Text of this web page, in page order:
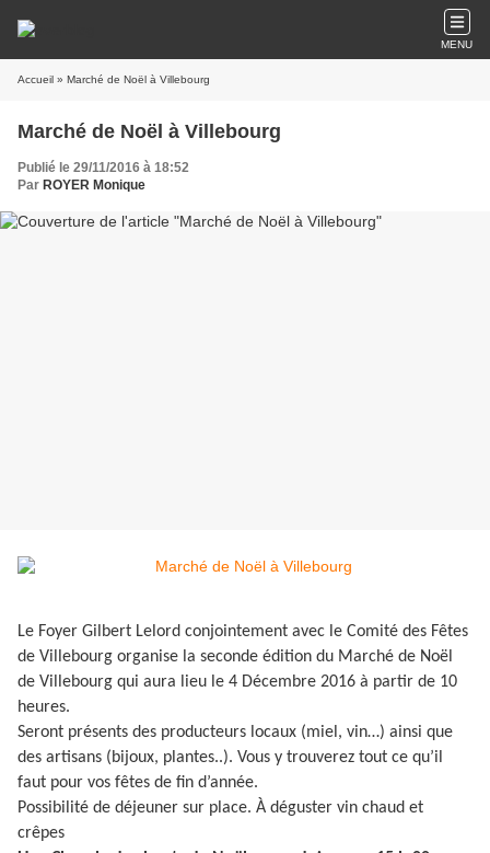
MENU
Accueil » Marché de Noël à Villebourg
Marché de Noël à Villebourg
Publié le 29/11/2016 à 18:52
Par ROYER Monique
Le Foyer Gilbert Lelord conjointement avec le Comité des Fêtes
de Villebourg organise la seconde édition du Marché de Noël
de Villebourg qui aura lieu le 4 Décembre 2016 à partir de 10
heures.
Seront présents des producteurs locaux (miel, vin…) ainsi que
des artisans (bijoux, plantes..). Vous y trouverez tout ce qu’il
faut pour vos fêtes de fin d’année.
Possibilité de déjeuner sur place. À déguster vin chaud et
crêpes